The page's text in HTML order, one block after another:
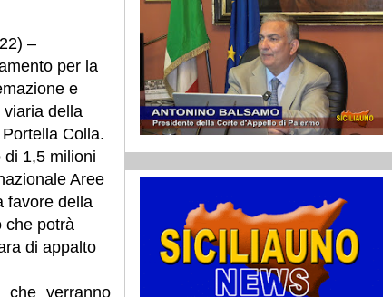
–
per la
e
viaria della
Colla.
di 1,5 milioni
Aree
favore della
che potrà
di appalto
che verranno